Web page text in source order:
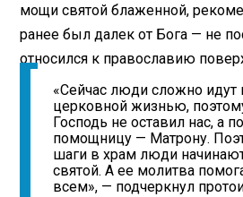
мощи святой блаженной,
ранее был далек от Бога — не
относился к православию
«Сейчас люди сложно идут
церковной жизнью,
Господь не оставил нас, а
помощницу — Матрону.
шаги в храм люди
святой. А ее молитва
всем», — подчеркнул